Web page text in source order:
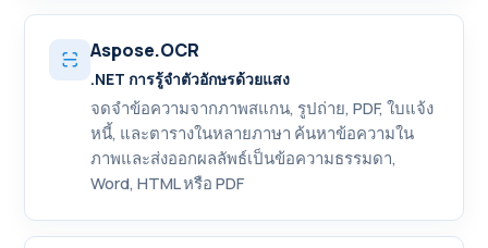
Aspose.OCR
.NET การรู้จำตัวอักษรด้วยแสง
จดจำข้อความจากภาพสแกน, รูปถ่าย, PDF, ใบแจ้ง
หนี้, และตารางในหลายภาษา ค้นหาข้อความใน
ภาพและส่งออกผลลัพธ์เป็นข้อความธรรมดา,
Word, HTML หรือ PDF